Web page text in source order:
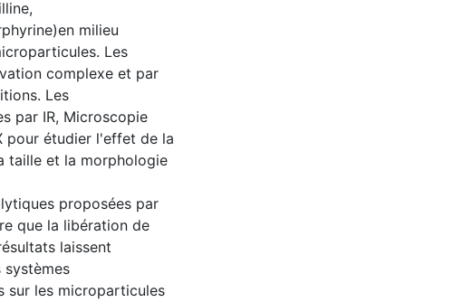
milieu
Les
complexe et par
Les
par IR, Microscopie
pour étudier l'effet de la
taille et la morphologie
proposées par
que la libération de
laissent
sur les microparticules